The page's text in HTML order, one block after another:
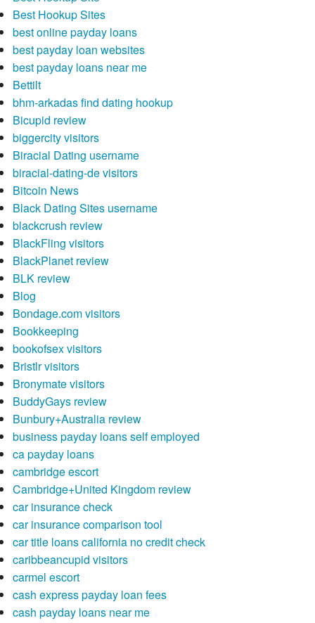
Best Hookup Sites
best online payday loans
best payday loan websites
best payday loans near me
Bettilt
bhm-arkadas find dating hookup
Bicupid review
biggercity visitors
Biracial Dating username
biracial-dating-de visitors
Bitcoin News
Black Dating Sites username
blackcrush review
BlackFling visitors
BlackPlanet review
BLK review
Blog
Bondage.com visitors
Bookkeeping
bookofsex visitors
Bristlr visitors
Bronymate visitors
BuddyGays review
Bunbury+Australia review
business payday loans self employed
ca payday loans
cambridge escort
Cambridge+United Kingdom review
car insurance check
car insurance comparison tool
car title loans california no credit check
caribbeancupid visitors
carmel escort
cash express payday loan fees
cash payday loans near me